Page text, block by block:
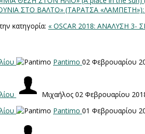
ΣΤΟ ΒΑΛΤΟ» (ΤΑΡΑΤΣΑ
κατηγορία: « OSCAR 2018: ΑΝΑΛΥΣΗ
Pantimo 02 Φεβρουαρίου
Μιχαήλος 02 Φεβρουαρίου
Pantimo 01 Φεβρουαρίου